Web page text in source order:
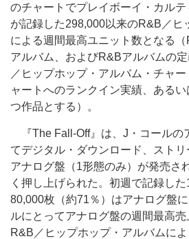
のチャートでプレイボーイ・カルテ
が記録した298,000以来のR&B／ヒ
による週間最高ユニット数となる（
アルバム、およびR&Bアルバムの
／ヒップホップ・アルバム・チャ
ャートへのランクイン実績、ある
つ作品とする）。
『The Fall-Off』は、J・コールの
てデジタル・ダウンロード、スト
アナログ盤（1形態のみ）が発売さ
く押し上げられた。初週で記録した
80,000枚（約71％）はアナログ盤
ルにとってアナログ盤の週間最高売
R&B／ヒップホップ・アルバムに